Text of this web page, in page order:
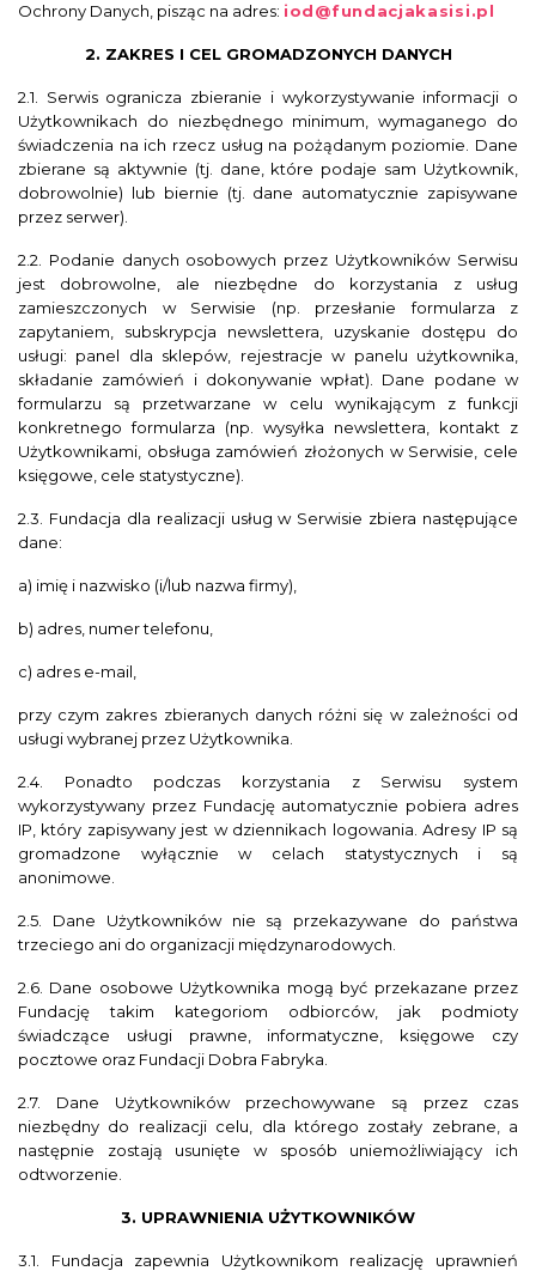
Ochrony Danych, pisząc na adres: iod@fundacjakasisi.pl
2. ZAKRES I CEL GROMADZONYCH DANYCH
2.1. Serwis ogranicza zbieranie i wykorzystywanie informacji o
Użytkownikach do niezbędnego minimum, wymaganego do
świadczenia na ich rzecz usług na pożądanym poziomie. Dane
zbierane są aktywnie (tj. dane, które podaje sam Użytkownik,
dobrowolnie) lub biernie (tj. dane automatycznie zapisywane
przez serwer).
2.2. Podanie danych osobowych przez Użytkowników Serwisu
jest dobrowolne, ale niezbędne do korzystania z usług
zamieszczonych w Serwisie (np. przesłanie formularza z
zapytaniem, subskrypcja newslettera, uzyskanie dostępu do
usługi: panel dla sklepów, rejestracje w panelu użytkownika,
składanie zamówień i dokonywanie wpłat). Dane podane w
formularzu są przetwarzane w celu wynikającym z funkcji
konkretnego formularza (np. wysyłka newslettera, kontakt z
Użytkownikami, obsługa zamówień złożonych w Serwisie, cele
księgowe, cele statystyczne).
2.3. Fundacja dla realizacji usług w Serwisie zbiera następujące
dane:
a) imię i nazwisko (i/lub nazwa firmy),
b) adres, numer telefonu,
c) adres e-mail,
przy czym zakres zbieranych danych różni się w zależności od
usługi wybranej przez Użytkownika.
2.4. Ponadto podczas korzystania z Serwisu system
wykorzystywany przez Fundację automatycznie pobiera adres
IP, który zapisywany jest w dziennikach logowania. Adresy IP są
gromadzone wyłącznie w celach statystycznych i są
anonimowe.
2.5. Dane Użytkowników nie są przekazywane do państwa
trzeciego ani do organizacji międzynarodowych.
2.6. Dane osobowe Użytkownika mogą być przekazane przez
Fundację takim kategoriom odbiorców, jak podmioty
świadczące usługi prawne, informatyczne, księgowe czy
pocztowe oraz Fundacji Dobra Fabryka.
2.7. Dane Użytkowników przechowywane są przez czas
niezbędny do realizacji celu, dla którego zostały zebrane, a
następnie zostają usunięte w sposób uniemożliwiający ich
odtworzenie.
3. UPRAWNIENIA UŻYTKOWNIKÓW
3.1. Fundacja zapewnia Użytkownikom realizację uprawnień